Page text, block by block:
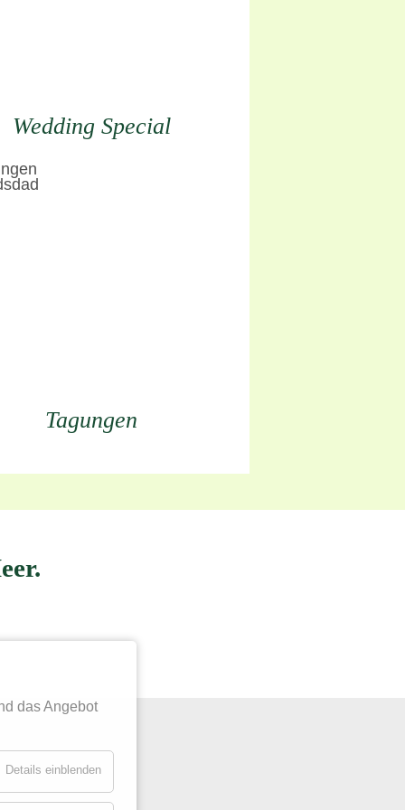
Wedding Special
Tagungen
das Angebot
Details einblenden